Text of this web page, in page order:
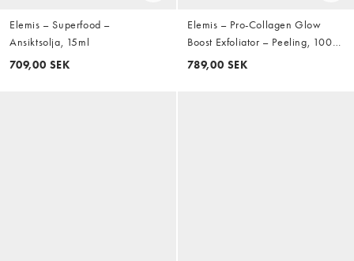
Elemis – Superfood –
Ansiktsolja, 15ml
709,00 SEK
Elemis – Pro-Collagen Glow
Boost Exfoliator – Peeling, 100
ml
789,00 SEK